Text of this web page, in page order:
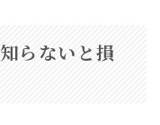
らないと損